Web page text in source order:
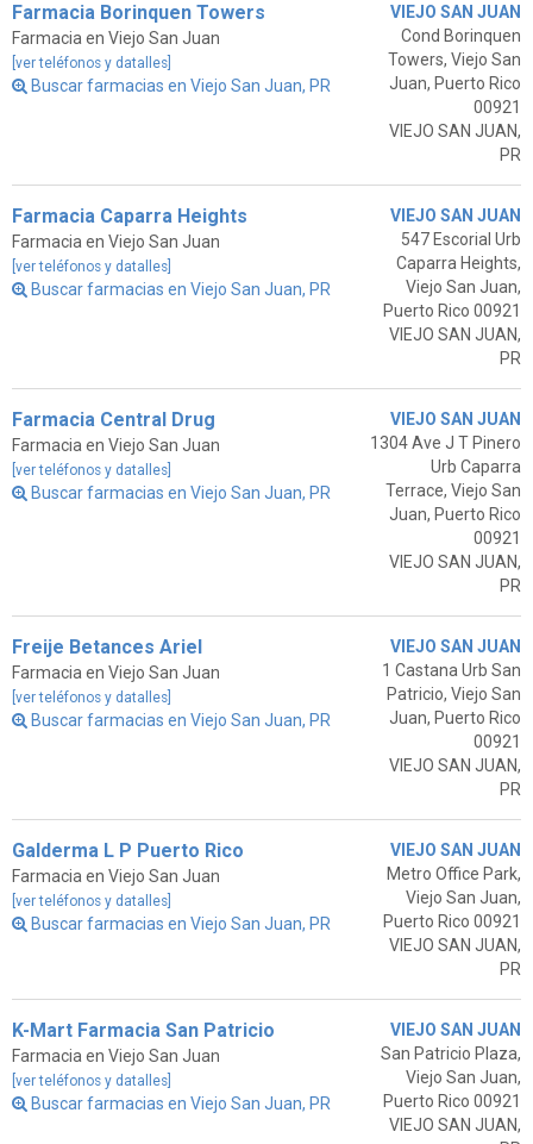
Farmacia Borinquen Towers
Farmacia en Viejo San Juan
[ver teléfonos y datalles]
Buscar farmacias en Viejo San Juan, PR
VIEJO SAN JUAN
Cond Borinquen
Towers, Viejo San
Juan, Puerto Rico
00921
VIEJO SAN JUAN,
PR
Farmacia Caparra Heights
Farmacia en Viejo San Juan
[ver teléfonos y datalles]
Buscar farmacias en Viejo San Juan, PR
VIEJO SAN JUAN
547 Escorial Urb
Caparra Heights,
Viejo San Juan,
Puerto Rico 00921
VIEJO SAN JUAN,
PR
Farmacia Central Drug
Farmacia en Viejo San Juan
[ver teléfonos y datalles]
Buscar farmacias en Viejo San Juan, PR
VIEJO SAN JUAN
1304 Ave J T Pinero
Urb Caparra
Terrace, Viejo San
Juan, Puerto Rico
00921
VIEJO SAN JUAN,
PR
Freije Betances Ariel
Farmacia en Viejo San Juan
[ver teléfonos y datalles]
Buscar farmacias en Viejo San Juan, PR
VIEJO SAN JUAN
1 Castana Urb San
Patricio, Viejo San
Juan, Puerto Rico
00921
VIEJO SAN JUAN,
PR
Galderma L P Puerto Rico
Farmacia en Viejo San Juan
[ver teléfonos y datalles]
Buscar farmacias en Viejo San Juan, PR
VIEJO SAN JUAN
Metro Office Park,
Viejo San Juan,
Puerto Rico 00921
VIEJO SAN JUAN,
PR
K-Mart Farmacia San Patricio
Farmacia en Viejo San Juan
[ver teléfonos y datalles]
Buscar farmacias en Viejo San Juan, PR
VIEJO SAN JUAN
San Patricio Plaza,
Viejo San Juan,
Puerto Rico 00921
VIEJO SAN JUAN,